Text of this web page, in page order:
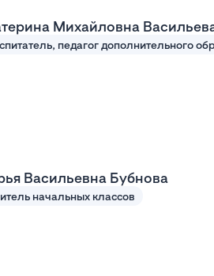
Михайловна
Васильевна Бубнова
начальных классов